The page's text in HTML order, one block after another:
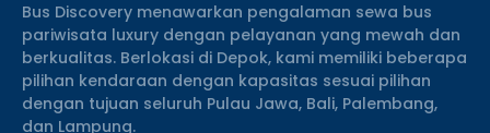
Bus Discovery menawarkan pengalaman sewa bus
pariwisata luxury dengan pelayanan yang mewah dan
berkualitas. Berlokasi di Depok, kami memiliki beberapa
pilihan kendaraan dengan kapasitas sesuai pilihan
dengan tujuan seluruh Pulau Jawa, Bali, Palembang,
dan Lampung.